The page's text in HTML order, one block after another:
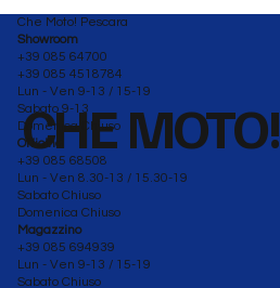
CHE MOTO!
Che Moto! Pescara
Showroom
+39 085 64700
+39 085 4518784
Lun - Ven 9-13 / 15-19
Sabato 9-13
Domenica Chiuso
Officina
+39 085 68508
Lun - Ven 8.30-13 / 15.30-19
Sabato Chiuso
Domenica Chiuso
Magazzino
+39 085 694939
Lun - Ven 9-13 / 15-19
Sabato Chiuso